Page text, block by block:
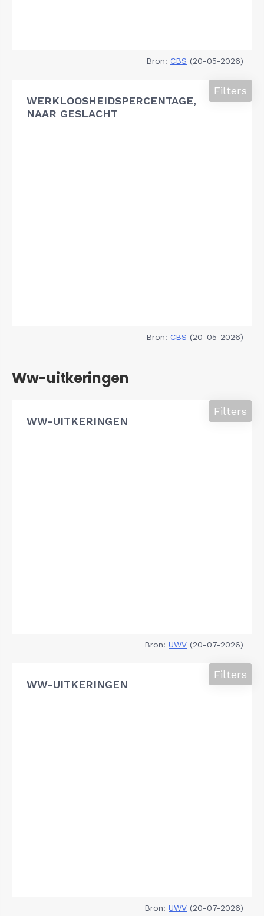
Bron: CBS (20-05-2026)
WERKLOOSHEIDSPERCENTAGE,
NAAR GESLACHT
Filters
Bron: CBS (20-05-2026)
Ww-uitkeringen
WW-UITKERINGEN
Filters
Bron: UWV (20-07-2026)
WW-UITKERINGEN
Filters
Bron: UWV (20-07-2026)